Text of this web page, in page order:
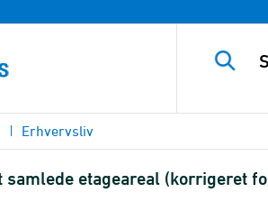
Erhvervsliv
samlede etageareal (korrigeret